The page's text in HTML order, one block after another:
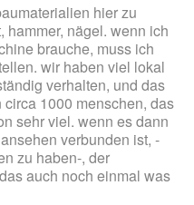
hier zu
hammer, nägel. wenn ich
brauche, muss ich
wir haben viel lokal
verhalten, und das
1000 menschen, das
sehr viel. wenn es dann
verbunden ist, -
zu haben-, der
auch noch einmal was